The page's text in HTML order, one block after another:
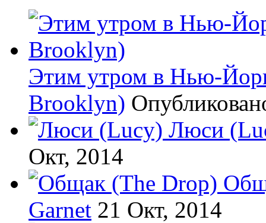
Этим утром в Нью-
Brooklyn)
Люси
Окт, 2014
Garnet 21 Окт, 2014